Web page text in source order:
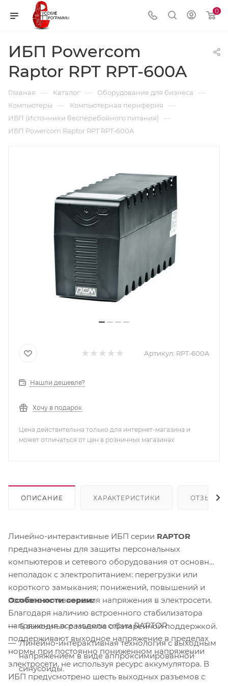
0
ИБП Powercom
Raptor RPT RPT-600A
Главная — Каталог — Оборудование для бизнеса —
Компьютеры — Компьютерная периферия —
ИБП (Источники бесперебойного питания) —
ИБП Powercom Raptor RPT RPT-600A
Артикул: RPT-600A
Нашли дешевле?
Хочу в подарок
Цена действительна только для интернет-магазина и
может отличаться от цен в розничных магазинах
ОПИСАНИЕ ХАРАКТЕРИСТИКИ ОТЗЫВЫ
Линейно-интерактивные ИБП серии RAPTOR
предназначены для защиты персональных
компьютеров и сетевого оборудования от основных
неполадок с электропитанием: перегрузки или
короткого замыкания; понижений, повышений и
полного исчезновения напряжения в электросети.
Благодаря наличию встроенного стабилизатора
напряжения все модели серии RAPTOR
поддерживают выходное напряжение в пределах
нормы при постоянно пониженном напряжении
электросети, не используя ресурс аккумулятора. В
ИБП предусмотрено шесть выходных разъемов с
Особенности серии:
6 выходных разъемов с батарейной поддержкой.
Линейно-интерактивная технология с выходным
напряжением в виде аппроксимированной
синусоиды.